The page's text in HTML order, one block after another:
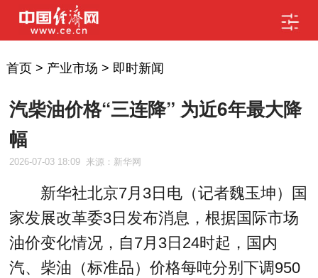
首页> 产业市场 > 即时新闻
汽柴油价格“三连降” 为近6年最大降
幅
2026-07-03 18:09 来源：新华网
新华社北京7月3日电（记者魏玉坤）国
家发展改革委3日发布消息，根据国际市场
油价变化情况，自7月3日24时起，国内
汽、柴油（标准品）价格每吨分别下调950